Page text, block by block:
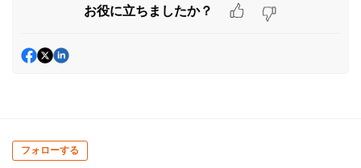
お役に立ちましたか？
フォローする